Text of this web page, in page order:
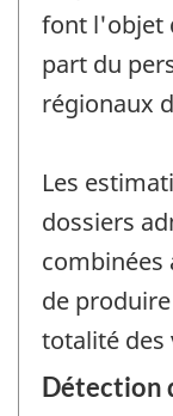
font l'objet
part du
régionaux
Les
dossiers
combinées
de
totalité des
Détection